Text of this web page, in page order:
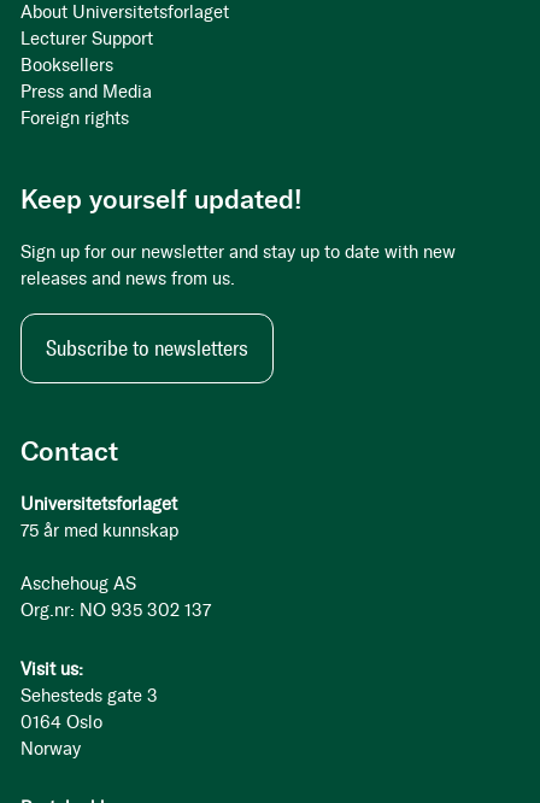
Contact
Universitetsforlaget
75 år med kunnskap
Aschehoug AS
Org.nr: NO 935 302 137
Visit us:
Sehesteds gate 3
0164 Oslo
Norway
About Universitetsforlaget
Lecturer Support
Booksellers
Press and Media
Foreign rights
Keep yourself updated!
Sign up for our newsletter and stay up to date with new
releases and news from us.
Subscribe to newsletters